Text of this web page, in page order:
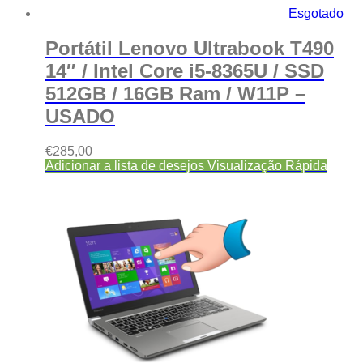
Esgotado
Portátil Lenovo Ultrabook T490
14″ / Intel Core i5-8365U / SSD
512GB / 16GB Ram / W11P –
USADO
€285,00
Adicionar a lista de desejos Visualização Rápida